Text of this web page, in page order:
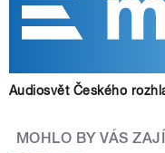
Audiosvět Českého
MOHLO BY VÁS